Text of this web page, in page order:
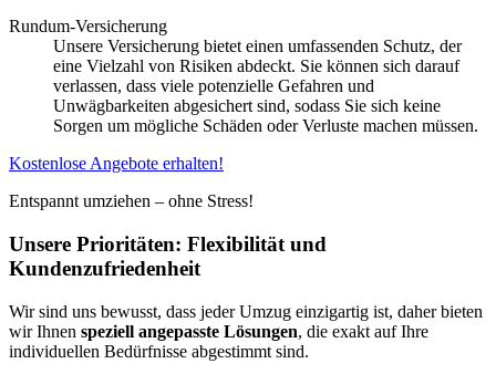
Rundum-Versicherung
Unsere Versicherung bietet einen umfassenden Schutz, der
eine Vielzahl von Risiken abdeckt. Sie können sich darauf
verlassen, dass viele potenzielle Gefahren und
Unwägbarkeiten abgesichert sind, sodass Sie sich keine
Sorgen um mögliche Schäden oder Verluste machen müssen.
Kostenlose Angebote erhalten!
Entspannt umziehen – ohne Stress!
Unsere Prioritäten: Flexibilität und
Kundenzufriedenheit
Wir sind uns bewusst, dass jeder Umzug einzigartig ist, daher bieten
wir Ihnen speziell angepasste Lösungen, die exakt auf Ihre
individuellen Bedürfnisse abgestimmt sind.